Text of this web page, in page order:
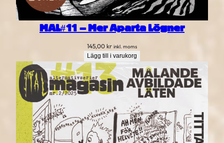
MAL#11 – Mer Aparta Lögner
145,00 kr inkl. moms
Lägg till i varukorg